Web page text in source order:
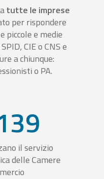
tutte le imprese
per rispondere
piccole e medie
CIE o CNS e
a chiunque:
o PA.
il servizio
delle Camere